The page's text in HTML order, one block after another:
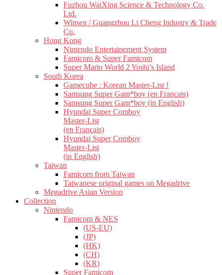
Fuzhou WaiXing Science & Technology Co.
Ltd.
Winsen / Guangzhou Li Cheng Industry & Trade
Co.
Hong Kong
Nintendo Entertainement System
Famicom & Super Famicom
Super Mario World 2 Yoshi’s Island
South Korea
Gamecube : Korean Master-List !
Samsung Super Gam*boy (en Français)
Samsung Super Gam*boy (in English)
Hyundai Super Comboy
Master-List
(en Français)
Hyundai Super Comboy
Master-List
(in English)
Taiwan
Famicom from Taiwan
Taiwanese original games on Megadrive
Megadrive Asian Version
Collection
Nintendo
Famicom & NES
(US-EU)
(JP)
(HK)
(CH)
(KR)
Super Famicom